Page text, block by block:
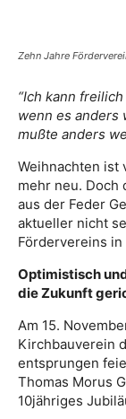
Zehn Jahre
“Ich kann
wenn es anders
mußte anders
Weihnachten ist
mehr neu. Doch
aus der Feder
aktueller nicht
Fördervereins
Optimistisch
die Zukunft
Am 15.
Kirchbauverein
entsprungen
Thomas Morus
10jähriges